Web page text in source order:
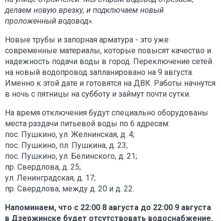
делаем новую врезку, и подключаем новый
проложенный водовод».
Новые трубы и запорная арматура - это уже
современные материалы, которые повысят качество и
надежность подачи воды в город. Переключение сетей
на новый водопровод запланировано на 9 августа.
Именно к этой дате и готовятся на ДВК. Работы начнутся
в ночь с пятницы на субботу и займут почти сутки.
На время отключения будут специально оборудованы
места раздачи питьевой воды по 6 адресам:
пос. Пушкино, ул. Желнинская, д. 4;
пос. Пушкино, пл. Пушкина, д. 23;
пос. Пушкино, ул. Белинского, д. 21;
пр. Свердлова, д. 25;
ул. Ленинградская, д. 17;
пр. Свердлова, между д. 20 и д. 22.
Напоминаем, что с 22:00 8 августа до 22:00 9 августа
в Дзержинске будет отсутствовать водоснабжение.